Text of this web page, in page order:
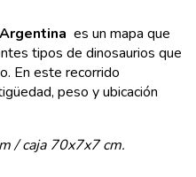
es un mapa que
tipos de dinosaurios que
En este recorrido
peso y ubicación
/caja 70x7x7 cm.